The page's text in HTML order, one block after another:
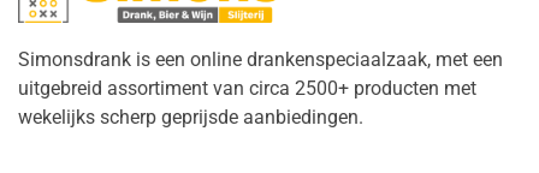
Simonsdrank is een online drankenspeciaalzaak, met een
uitgebreid assortiment van circa 2500+ producten met
wekelijks scherp geprijsde aanbiedingen.